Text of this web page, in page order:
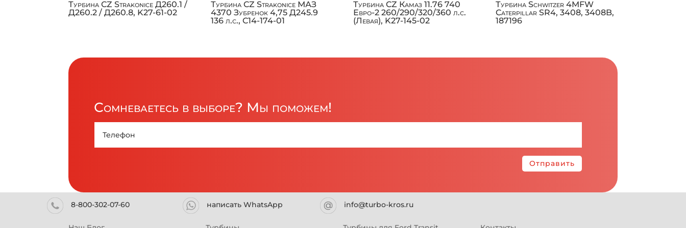
Турбина CZ Strakonice Д260.1 /
Д260.2 / Д260.8, K27-61-02
Турбина CZ Strakonice МАЗ
4370 Зубренок 4,75 Д245.9
136 л.с., C14-174-01
Турбина CZ Камаз 11.76 740
Евро-2 260/290/320/360 л.с.
(Левая), K27-145-02
Турбина Schwitzer 4MFW
Caterpillar SR4, 3408, 3408B,
187196
Сомневаетесь в выборе? Мы поможем!
Отправить
8-800-302-07-60 написать WhatsApp info@turbo-kros.ru